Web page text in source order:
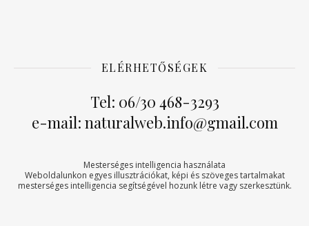
ELÉRHETŐSÉGEK
Tel: 06/30 468-3293
e-mail: naturalweb.info@gmail.com
Mesterséges intelligencia használata
Weboldalunkon egyes illusztrációkat, képi és szöveges tartalmakat
mesterséges intelligencia segítségével hozunk létre vagy szerkesztünk.